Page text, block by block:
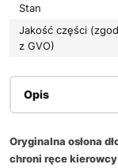
Stan
Jakość części
z GVO)
Opis
Oryginalna osłona
chroni ręce kierowcy